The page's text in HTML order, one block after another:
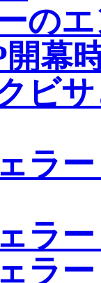
の
幕
ビ
ラ
ラ
ラ